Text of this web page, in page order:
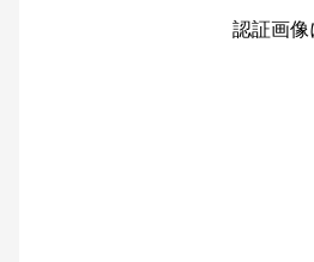
認証画像